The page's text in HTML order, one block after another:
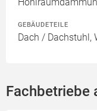
GEBÄUDETEILE
Dach / Dachstuhl,
Fachbetriebe